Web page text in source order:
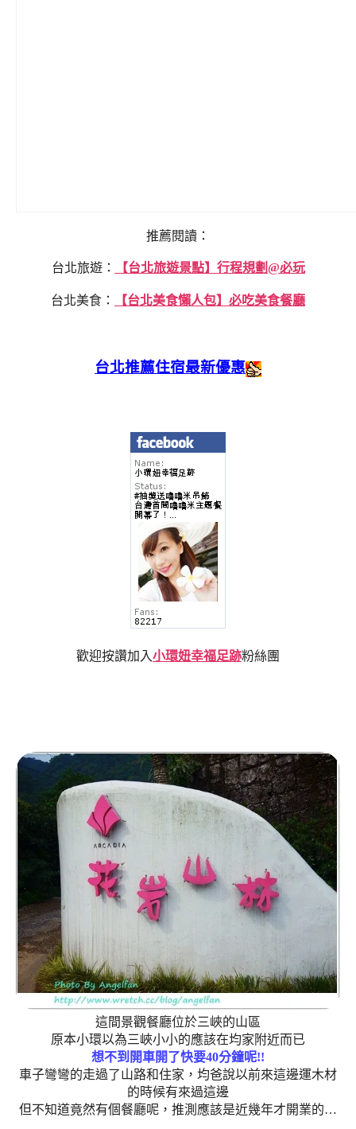
推薦閱讀：
台北旅遊： 【台北旅遊景點】行程規劃@必玩
台北美食： 【台北美食懶人包】必吃美食餐廳
台北推薦住宿最新優惠
歡迎按讚加入小環妞幸福足跡粉絲團
這間景觀餐廳位於三峽的山區
原本小環以為三峽小小的應該在均家附近而已
想不到開車開了快要40分鐘呢!!
車子彎彎的走過了山路和住家，均爸說以前來這邊運木材
的時候有來過這邊
但不知道竟然有個餐廳呢，推測應該是近幾年才開業的…